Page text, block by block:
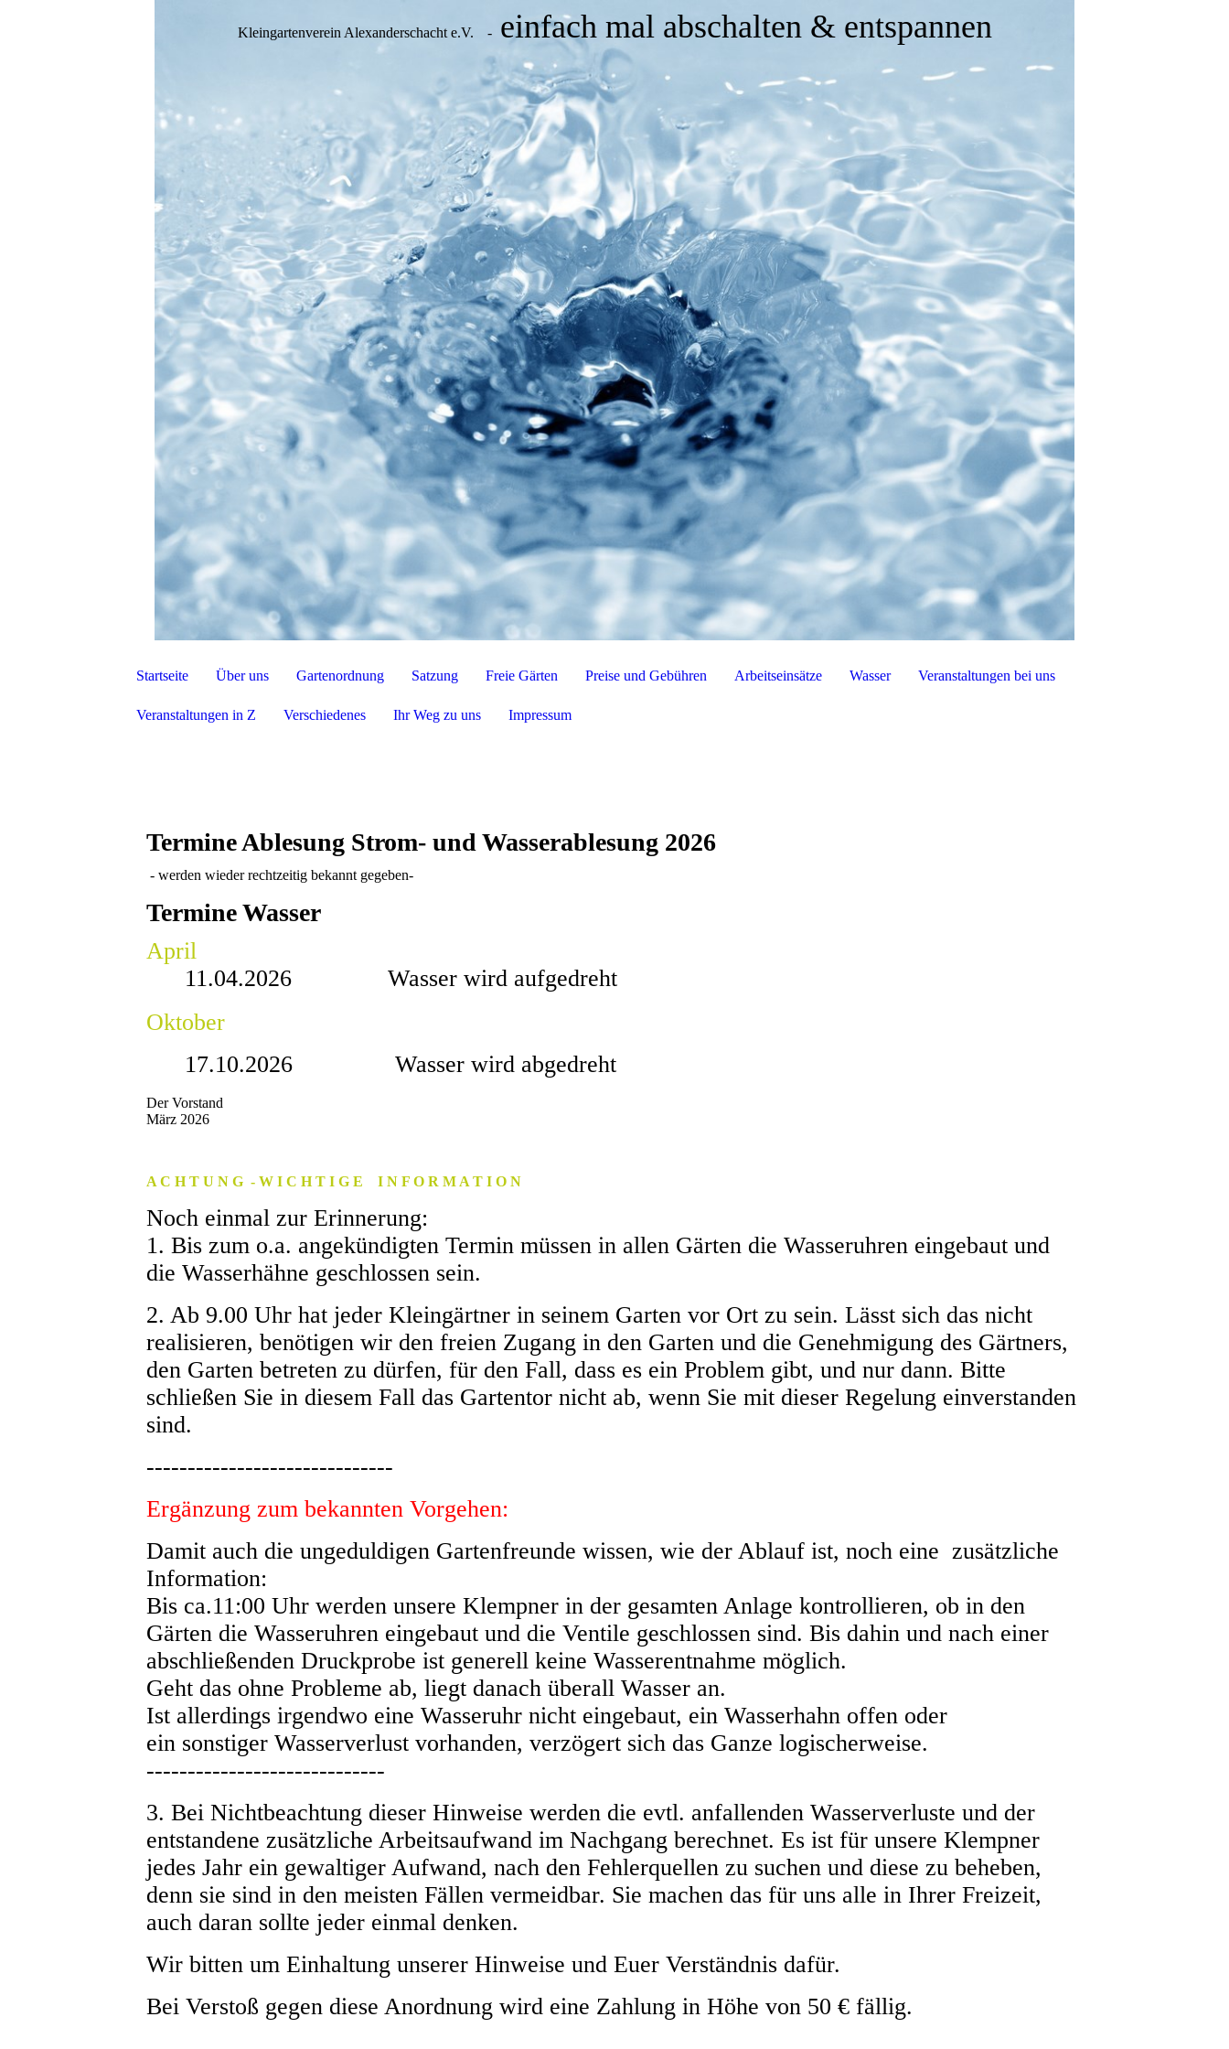
Kleingartenverein Alexanderschacht e.V. -einfach mal abschalten & entspannen
Startseite Über uns Gartenordnung Satzung Freie Gärten Preise und Gebühren Arbeitseinsätze Wasser Veranstaltungen bei uns
Veranstaltungen in Z Verschiedenes Ihr Weg zu uns Impressum
Termine Ablesung Strom- und Wasserablesung 2026
- werden wieder rechtzeitig bekannt gegeben-
Termine Wasser
April
11.04.2026 Wasser wird aufgedreht
Oktober
17.10.2026 Wasser wird abgedreht
Der Vorstand
März 2026
A C H T U N G - W I C H T I G E I N F O R M A T I O N
Noch einmal zur Erinnerung:
1. Bis zum o.a. angekündigten Termin müssen in allen Gärten die Wasseruhren eingebaut und
die Wasserhähne geschlossen sein.
2. Ab 9.00 Uhr hat jeder Kleingärtner in seinem Garten vor Ort zu sein. Lässt sich das nicht
realisieren, benötigen wir den freien Zugang in den Garten und die Genehmigung des Gärtners,
den Garten betreten zu dürfen, für den Fall, dass es ein Problem gibt, und nur dann. Bitte
schließen Sie in diesem Fall das Gartentor nicht ab, wenn Sie mit dieser Regelung einverstanden
sind.
------------------------------
Ergänzung zum bekannten Vorgehen:
Damit auch die ungeduldigen Gartenfreunde wissen, wie der Ablauf ist, noch eine zusätzliche
Information:
Bis ca.11:00 Uhr werden unsere Klempner in der gesamten Anlage kontrollieren, ob in den
Gärten die Wasseruhren eingebaut und die Ventile geschlossen sind. Bis dahin und nach einer
abschließenden Druckprobe ist generell keine Wasserentnahme möglich.
Geht das ohne Probleme ab, liegt danach überall Wasser an.
Ist allerdings irgendwo eine Wasseruhr nicht eingebaut, ein Wasserhahn offen oder
ein sonstiger Wasserverlust vorhanden, verzögert sich das Ganze logischerweise.
-----------------------------
3. Bei Nichtbeachtung dieser Hinweise werden die evtl. anfallenden Wasserverluste und der
entstandene zusätzliche Arbeitsaufwand im Nachgang berechnet. Es ist für unsere Klempner
jedes Jahr ein gewaltiger Aufwand, nach den Fehlerquellen zu suchen und diese zu beheben,
denn sie sind in den meisten Fällen vermeidbar. Sie machen das für uns alle in Ihrer Freizeit,
auch daran sollte jeder einmal denken.
Wir bitten um Einhaltung unserer Hinweise und Euer Verständnis dafür.
Bei Verstoß gegen diese Anordnung wird eine Zahlung in Höhe von 50 € fällig.